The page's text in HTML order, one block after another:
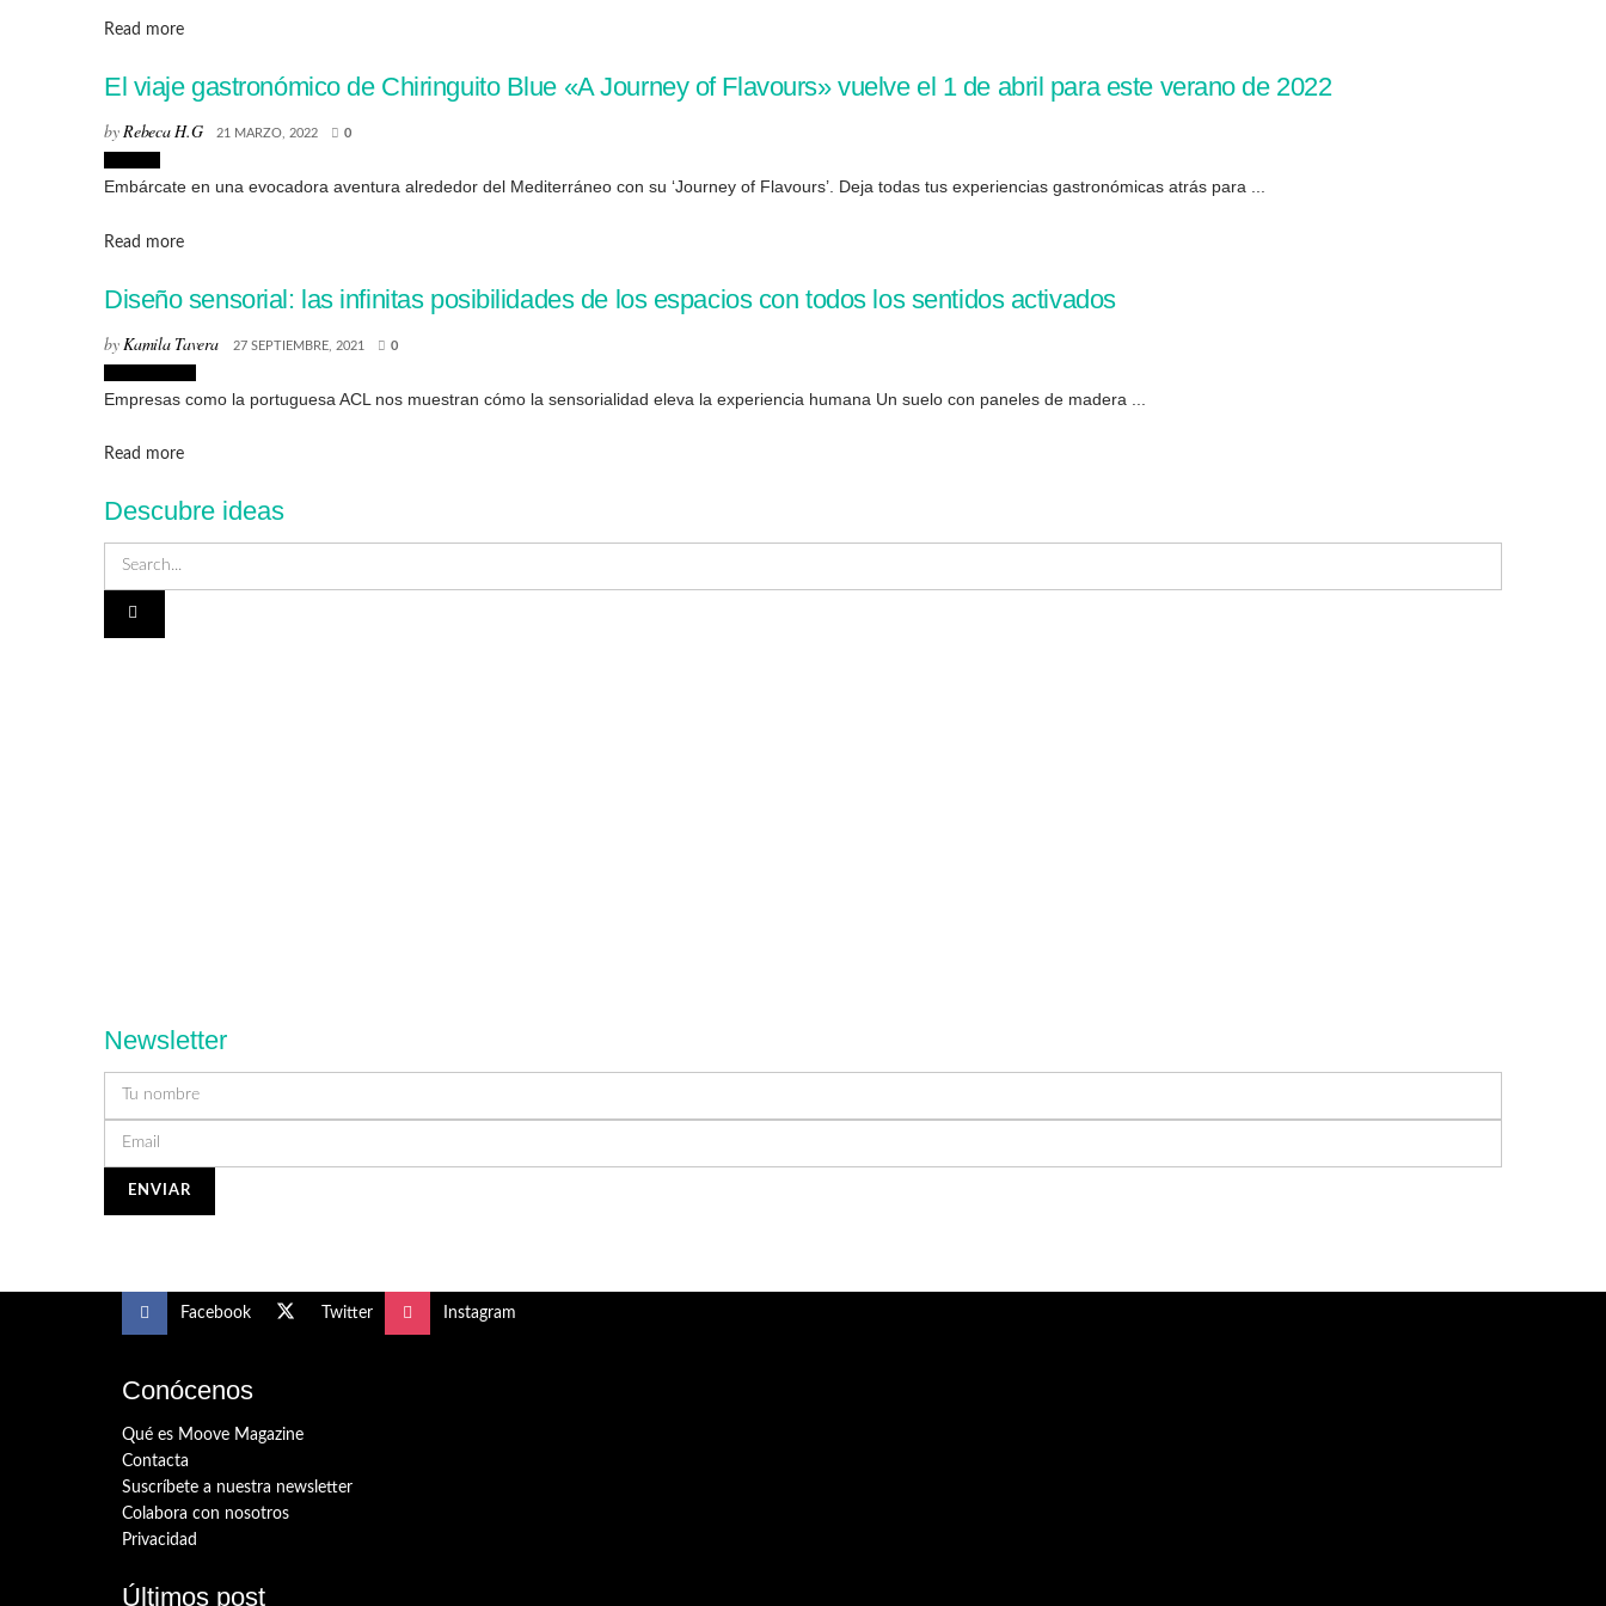
Read moreDetails
El viaje gastronómico de Chiringuito Blue «A Journey of Flavours» vuelve el 1 de abril para este verano de 2022
byRebeca H.G 21 MARZO, 2022 0
Embárcate en una evocadora aventura alrededor del Mediterráneo con su ‘Journey of Flavours’. Deja todas tus experiencias gastronómicas atrás para ...
Read moreDetails
Diseño sensorial: las infinitas posibilidades de los espacios con todos los sentidos activados
by Kamila Tavera 27 SEPTIEMBRE, 2021 0
Empresas como la portuguesa ACL nos muestran cómo la sensorialidad eleva la experiencia humana Un suelo con paneles de madera ...
Read moreDetails
Descubre ideas
Newsletter
Facebook Twitter Instagram
Conócenos
Qué es Moove Magazine
Contacta
Suscríbete a nuestra newsletter
Colabora con nosotros
Privacidad
Últimos post